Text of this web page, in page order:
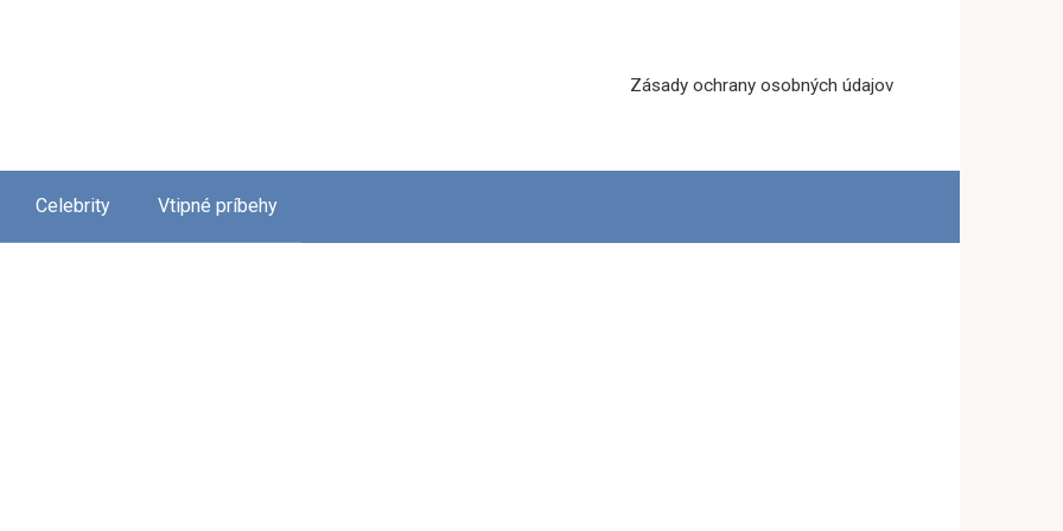
Zásady ochrany osobných údajov
Celebrity Vtipné príbehy